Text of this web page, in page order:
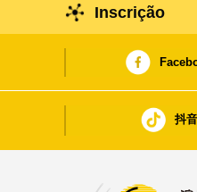
Inscrição
抖音